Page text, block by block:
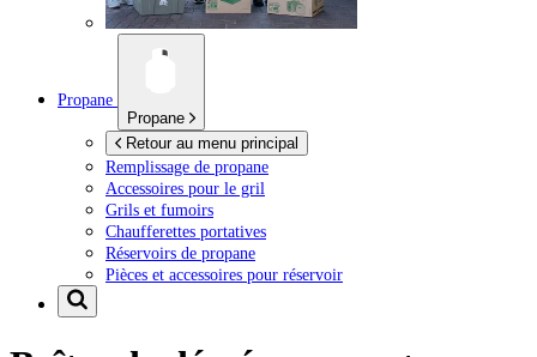
Propane
Propane
Retour au menu principal
Remplissage de propane
Accessoires pour le gril
Grils et fumoirs
Chaufferettes portatives
Réservoirs de propane
Pièces et accessoires pour réservoir